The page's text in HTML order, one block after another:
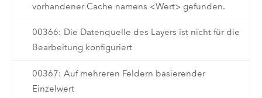
vorhandener Cache namens <Wert> gefunden.
00366: Die Datenquelle des Layers ist nicht für die
Bearbeitung konfiguriert
00367: Auf mehreren Feldern basierender
Einzelwert